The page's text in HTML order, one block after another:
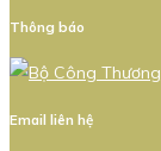
Thông báo
Email liên hệ